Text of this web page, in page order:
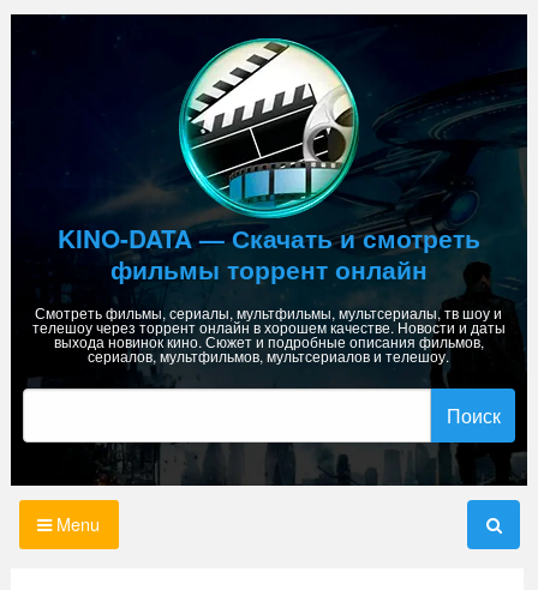
Skip
KINO-DATA — Скачать и смотреть
фильмы торрент онлайн
Смотреть фильмы, сериалы, мультфильмы, мультсериалы, тв шоу и
телешоу через торрент онлайн в хорошем качестве. Новости и даты
выхода новинок кино. Сюжет и подробные описания фильмов,
сериалов, мультфильмов, мультсериалов и телешоу.
Menu